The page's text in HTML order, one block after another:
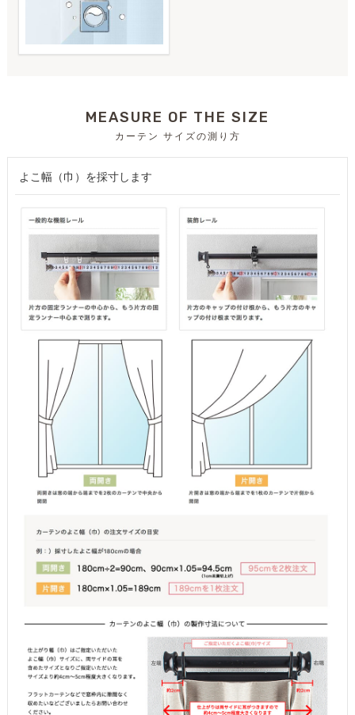
MEASURE OF THE SIZE
カーテン サイズの測り方
よこ幅（巾）を採寸します